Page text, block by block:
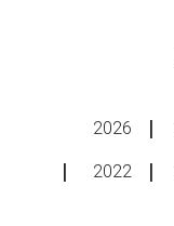
2026
2022